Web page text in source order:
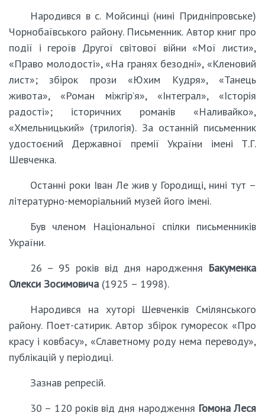
Народився в с. Мойсинці (нині Придніпровське)
Чорнобаївського району. Письменник. Автор книг про
події і героїв Другої світової війни «Мої листи»,
«Право молодості», «На гранях безодні», «Кленовий
лист»; збірок прози «Юхим Кудря», «Танець
живота», «Роман міжгір’я», «Інтеграл», «Історія
радості»; історичних романів «Наливайко»,
«Хмельницький» (трилогія). За останній письменник
удостоєний Державної премії України імені Т.Г.
Шевченка.
Останні роки Іван Ле жив у Городищі, нині тут –
літературно-меморіальний музей його імені.
Був членом Національної спілки письменників
України.
26 – 95 років від дня народження Бакуменка
Олекси Зосимовича (1925 – 1998).
Народився на хуторі Шевченків Смілянського
району. Поет-сатирик. Автор збірок гуморесок «Про
красу і ковбасу», «Славетному роду нема переводу»,
публікацій у періодиці.
Зазнав репресій.
30 – 120 років від дня народження Гомона Леся